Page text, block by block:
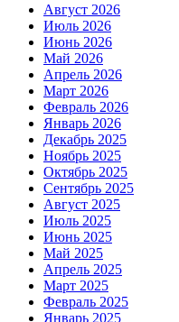
Август 2026
Июль 2026
Июнь 2026
Май 2026
Апрель 2026
Март 2026
Февраль 2026
Январь 2026
Декабрь 2025
Ноябрь 2025
Октябрь 2025
Сентябрь 2025
Август 2025
Июль 2025
Июнь 2025
Май 2025
Апрель 2025
Март 2025
Февраль 2025
Январь 2025